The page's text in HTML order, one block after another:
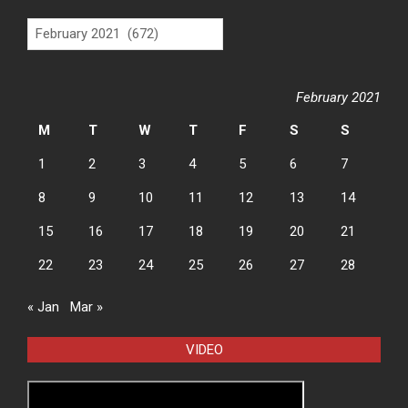
Archives
February 2021
M
T W T F S S
1 2 3 4 5 6 7
8 9 10 11 12 13 14
15 16 17 18 19 20 21
22 23 24 25 26 27 28
« Jan Mar »
VIDEO